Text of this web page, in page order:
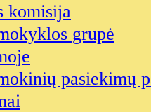
komisija
grupė
pasiekimų